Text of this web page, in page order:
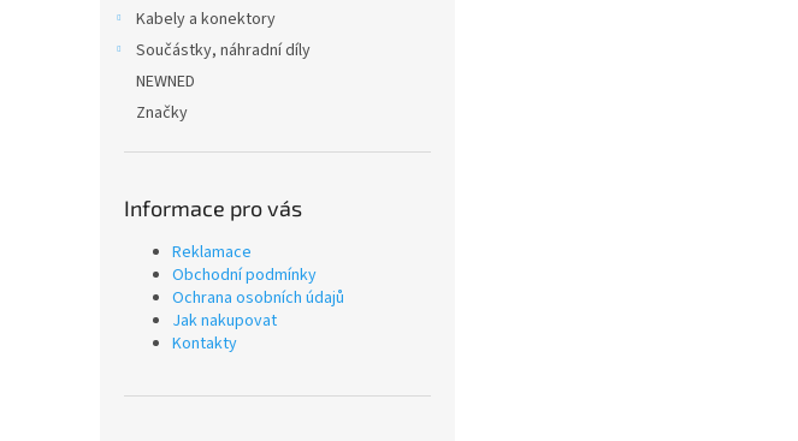
Kabely a konektory
Součástky, náhradní díly
NEWNED
Značky
Informace pro vás
Reklamace
Obchodní podmínky
Ochrana osobních údajů
Jak nakupovat
Kontakty